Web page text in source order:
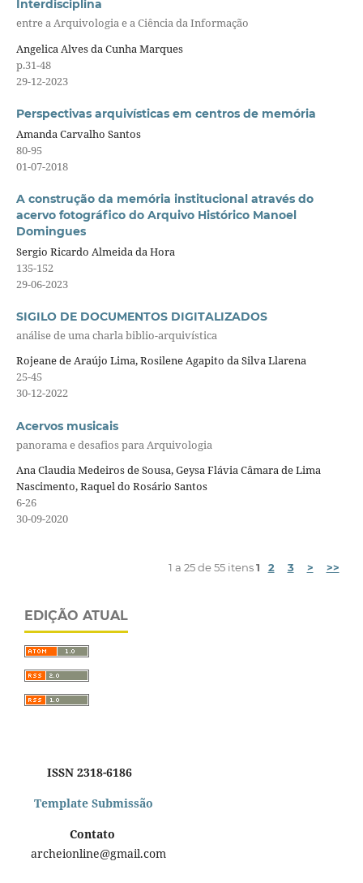
Interdisciplina
entre a Arquivologia e a Ciência da Informação
Angelica Alves da Cunha Marques
p.31-48
29-12-2023
Perspectivas arquivísticas em centros de memória
Amanda Carvalho Santos
80-95
01-07-2018
A construção da memória institucional através do
acervo fotográfico do Arquivo Histórico Manoel
Domingues
Sergio Ricardo Almeida da Hora
135-152
29-06-2023
SIGILO DE DOCUMENTOS DIGITALIZADOS
análise de uma charla biblio-arquivística
Rojeane de Araújo Lima, Rosilene Agapito da Silva Llarena
25-45
30-12-2022
Acervos musicais
panorama e desafios para Arquivologia
Ana Claudia Medeiros de Sousa, Geysa Flávia Câmara de Lima
Nascimento, Raquel do Rosário Santos
6-26
30-09-2020
1 a 25 de 55 itens1 2 3 > >>
EDIÇÃO ATUAL
ISSN 2318-6186
Template Submissão
Contato
archeionline@gmail.com